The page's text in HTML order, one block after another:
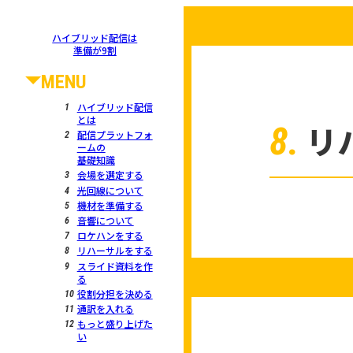
ハイブリッド配信は
準備が9割
MENU
ハイブリッド配信
とは
配信プラットフォ
ームの
基礎知識
会場を選定する
光回線について
機材を準備する
音響について
ロケハンをする
リハーサルをする
スライド資料を作
る
役割分担を決める
通訳を入れる
もっと盛り上げた
い
8. リ